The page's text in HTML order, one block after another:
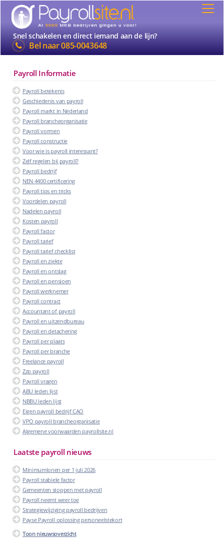
Snel schakelen en direct iemand aan de lijn?
Bel naar085-0043648
Payroll Informatie
Payroll betekenis
Geschiedenis van payroll
Payroll markt in Nederland
Payroll brancheorganisatie
Payroll vormen
Payroll constructie
Voor wie is payroll interessant?
Zelf regelen bij payroll?
Payroll bedrijf
NEN 4400 certificering
Payroll tips en tricks
Voordelen payroll
Nadelen payroll
Kosten payroll
Payroll factor
Payroll tarief
Payroll tarief checklist
Payroll en ziekte
Payroll en ontslag
Payroll en pensioen
Payroll werknemer
Payroll contract
Accountant of payroll
Payroll en uitzendbureau
Payroll en detachering
Payroll per plaats
Payroll per branche
Freelance payroll
Zzp payroll
Payroll vragen
ABU leden lijst
NBBU leden lijst
Eigen payroll bedrijf CAO
VPO payroll brancheorganisatie
Algemene voorwaarden payrollsite.nl
Laatste payroll nieuws
Minimumlonen per 1 juli 2026
Payroll stabiele factor
Gemeenten stoppen met payroll
Payroll neemt weer toe
Strategiewijziging payroll bedrijven
Payse Payroll oplossing personeelstekort
Toon nieuwsoverzicht